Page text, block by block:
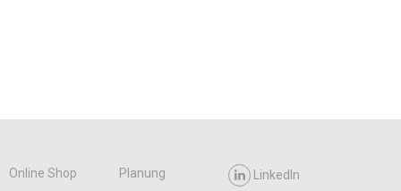
Online Shop
Planung
LinkedIn